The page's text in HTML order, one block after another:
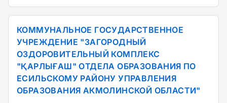
КОММУНАЛЬНОЕ ГОСУДАРСТВЕННОЕ
УЧРЕЖДЕНИЕ "ЗАГОРОДНЫЙ
ОЗДОРОВИТЕЛЬНЫЙ КОМПЛЕКС
"ҚАРЛЫҒАШ" ОТДЕЛА ОБРАЗОВАНИЯ ПО
ЕСИЛЬСКОМУ РАЙОНУ УПРАВЛЕНИЯ
ОБРАЗОВАНИЯ АКМОЛИНСКОЙ ОБЛАСТИ"